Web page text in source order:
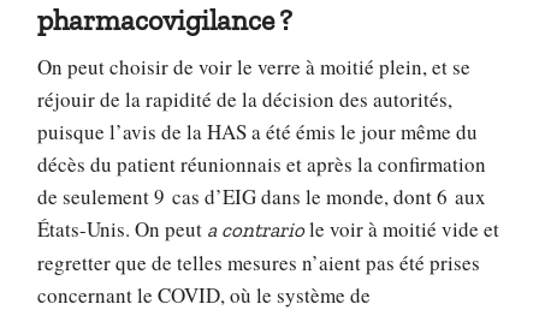
pharmacovigilance ?
On peut choisir de voir le verre à moitié plein, et se
réjouir de la rapidité de la décision des autorités,
puisque l’avis de la HAS a été émis le jour même du
décès du patient réunionnais et après la confirmation
de seulement 9 cas d’EIG dans le monde, dont 6 aux
États-Unis. On peut a contrariole voir à moitié vide et
regretter que de telles mesures n’aient pas été prises
concernant le COVID, où le système de